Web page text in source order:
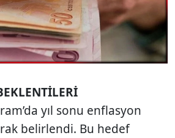
yıl sonu enflasyon
belirlendi. Bu hedef